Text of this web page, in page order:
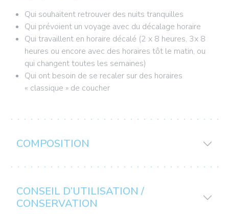
Qui souhaitent retrouver des nuits tranquilles
Qui prévoient un voyage avec du décalage horaire
Qui travaillent en horaire décalé (2 x 8 heures, 3x 8
heures ou encore avec des horaires tôt le matin, ou
qui changent toutes les semaines)
Qui ont besoin de se recaler sur des horaires
« classique » de coucher
COMPOSITION
CONSEIL D’UTILISATION /
CONSERVATION